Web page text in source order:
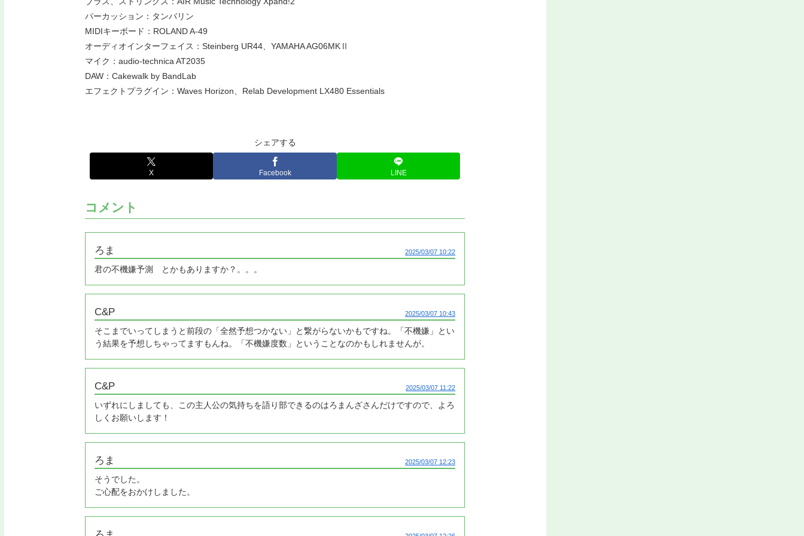
パーカッション：タンバリン
MIDIキーボード：ROLAND A-49
オーディオインターフェイス：Steinberg UR44、YAMAHA AG06MKⅡ
マイク：audio-technica AT2035
DAW：Cakewalk by BandLab
エフェクトプラグイン：Waves Horizon、Relab Development LX480 Essentials
シェアする
X Facebook LINE
コメント
ろま 2025/03/07 10:22
君の不機嫌予測 とかもありますか？。。。
C&P 2025/03/07 10:43
そこまでいってしまうと前段の「全然予想つかない」と繋がらないかもですね。「不機嫌」とい
う結果を予想しちゃってますもんね。「不機嫌度数」ということなのかもしれませんが。
C&P 2025/03/07 11:22
いずれにしましても、この主人公の気持ちを語り部できるのはろまんざさんだけですので、よろ
しくお願いします！
ろま 2025/03/07 12:23
そうでした。
ご心配をおかけしました。